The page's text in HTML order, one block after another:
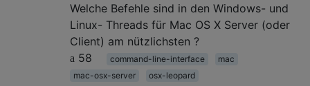
Welche Befehle sind in den Windows- und
Linux- Threads für Mac OS X Server (oder
Client) am nützlichsten ?
58
command-line-interface
mac
mac-osx-server
osx-leopard